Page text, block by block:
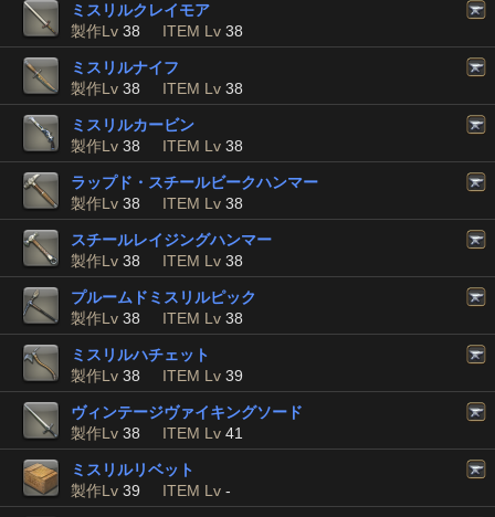
ミスリルクレイモア
製作Lv 38 ITEM Lv 38
ミスリルナイフ
製作Lv 38 ITEM Lv 38
ミスリルカービン
製作Lv 38 ITEM Lv 38
ラップド・スチールビークハンマー
製作Lv 38 ITEM Lv 38
スチールレイジングハンマー
製作Lv 38 ITEM Lv 38
プルームドミスリルピック
製作Lv 38 ITEM Lv 38
ミスリルハチェット
製作Lv 38 ITEM Lv 39
ヴィンテージヴァイキングソード
製作Lv 38 ITEM Lv 41
ミスリルリベット
製作Lv 39 ITEM Lv -